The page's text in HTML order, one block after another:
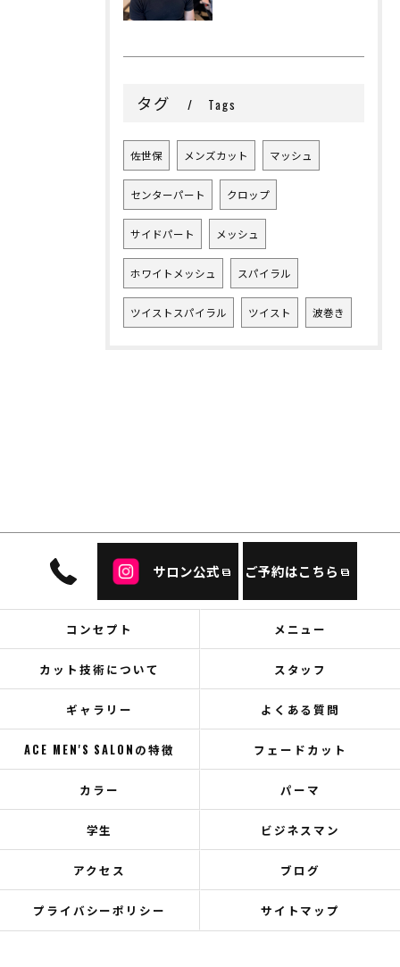
タグ Tags
佐世保 メンズカット マッシュ
センターパート クロップ
サイドパート メッシュ
ホワイトメッシュ スパイラル
ツイストスパイラル ツイスト 波巻き
サロン公式 ご予約はこちら
コンセプト メニュー
カット技術について スタッフ
ギャラリー よくある質問
ACE MEN'S SALONの特徴 フェードカット
カラー パーマ
学生 ビジネスマン
アクセス ブログ
プライバシーポリシー サイトマップ